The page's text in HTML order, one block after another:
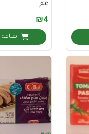
غم
₪4
اضافة